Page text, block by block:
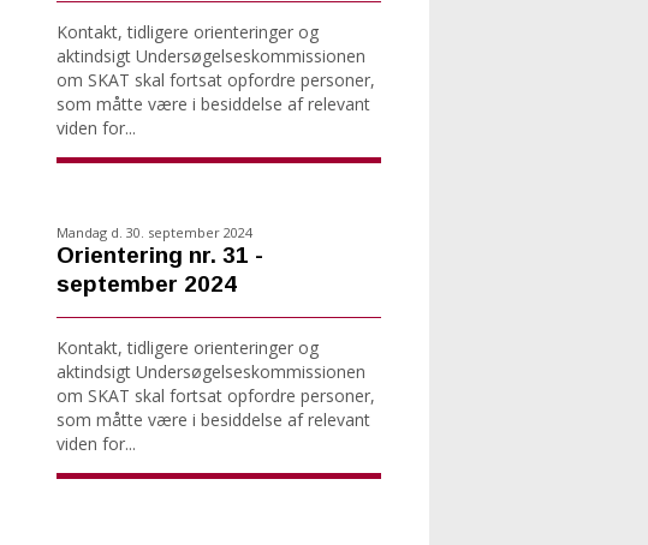
Kontakt, tidligere orienteringer og
aktindsigt Undersøgelseskommissionen
om SKAT skal fortsat opfordre personer,
som måtte være i besiddelse af relevant
viden for...
Mandag d. 30. september 2024
Orientering nr. 31 -
september 2024
Kontakt, tidligere orienteringer og
aktindsigt Undersøgelseskommissionen
om SKAT skal fortsat opfordre personer,
som måtte være i besiddelse af relevant
viden for...